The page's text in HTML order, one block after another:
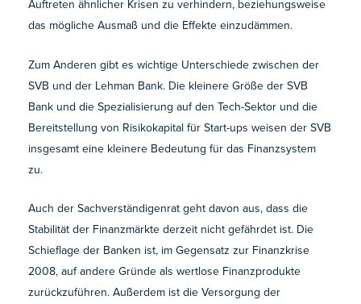
Auftreten ähnlicher Krisen zu verhindern, beziehungsweise
das mögliche Ausmaß und die Effekte einzudämmen.
Zum Anderen gibt es wichtige Unterschiede zwischen der
SVB und der Lehman Bank. Die kleinere Größe der SVB
Bank und die Spezialisierung auf den Tech-Sektor und die
Bereitstellung von Risikokapital für Start-ups weisen der SVB
insgesamt eine kleinere Bedeutung für das Finanzsystem
zu.
Auch der Sachverständigenrat geht davon aus, dass die
Stabilität der Finanzmärkte derzeit nicht gefährdet ist. Die
Schieflage der Banken ist, im Gegensatz zur Finanzkrise
2008, auf andere Gründe als wertlose Finanzprodukte
zurückzuführen. Außerdem ist die Versorgung der